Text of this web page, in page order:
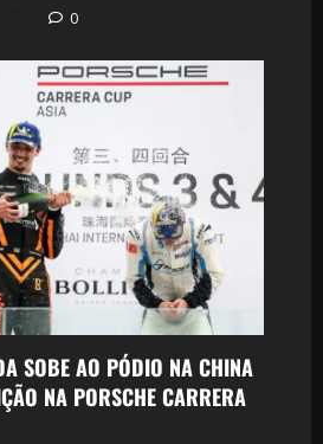
0
SOBE AO PÓDIO NA CHINA
NA PORSCHE CARRERA